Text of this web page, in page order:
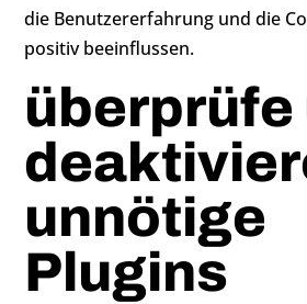
die Benutzererfahrung und die
positiv beeinflussen.
überprüfe
unnötige
Plugins